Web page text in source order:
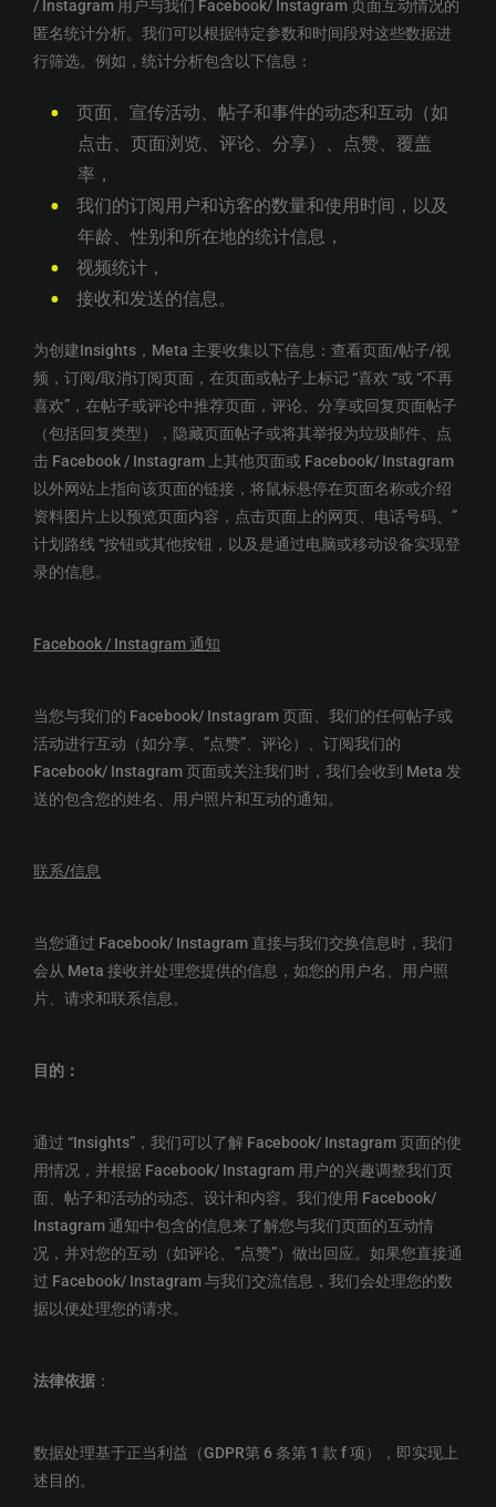
/ Instagram 用户与我们 Facebook/ Instagram 页面互动情况的
匿名统计分析。我们可以根据特定参数和时间段对这些数据进
行筛选。例如，统计分析包含以下信息：
页面、宣传活动、帖子和事件的动态和互动（如
点击、页面浏览、评论、分享）、点赞、覆盖
率，
我们的订阅用户和访客的数量和使用时间，以及
年龄、性别和所在地的统计信息，
视频统计，
接收和发送的信息。
为创建Insights，Meta 主要收集以下信息：查看页面/帖子/视
频，订阅/取消订阅页面，在页面或帖子上标记 “喜欢 “或 “不再
喜欢”，在帖子或评论中推荐页面，评论、分享或回复页面帖子
（包括回复类型），隐藏页面帖子或将其举报为垃圾邮件、点
击 Facebook / Instagram 上其他页面或 Facebook/ Instagram
以外网站上指向该页面的链接，将鼠标悬停在页面名称或介绍
资料图片上以预览页面内容，点击页面上的网页、电话号码、”
计划路线 “按钮或其他按钮，以及是通过电脑或移动设备实现登
录的信息。
Facebook / Instagram通知
当您与我们的 Facebook/ Instagram 页面、我们的任何帖子或
活动进行互动（如分享、”点赞”、评论）、订阅我们的
Facebook/ Instagram 页面或关注我们时，我们会收到 Meta 发
送的包含您的姓名、用户照片和互动的通知。
联系/信息
当您通过 Facebook/ Instagram 直接与我们交换信息时，我们
会从 Meta 接收并处理您提供的信息，如您的用户名、用户照
片、请求和联系信息。
目的：
通过 “Insights”，我们可以了解 Facebook/ Instagram 页面的使
用情况，并根据 Facebook/ Instagram 用户的兴趣调整我们页
面、帖子和活动的动态、设计和内容。我们使用 Facebook/
Instagram 通知中包含的信息来了解您与我们页面的互动情
况，并对您的互动（如评论、”点赞”）做出回应。如果您直接通
过 Facebook/ Instagram 与我们交流信息，我们会处理您的数
据以便处理您的请求。
法律依据：
数据处理基于正当利益（GDPR第 6 条第 1 款 f 项），即实现上
述目的。